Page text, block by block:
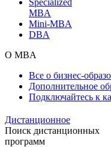
MBA
Mini-MBA
DBA
О MBA
Все о бизнес-
Дополнительное
Подключайтесь к
Дистанционное
Поиск дистанционных
программ